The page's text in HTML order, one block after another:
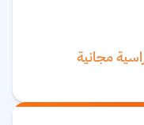
مجانية